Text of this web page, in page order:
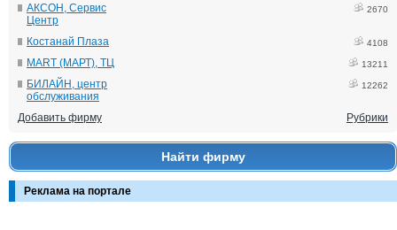
АКСОН, Сервис
Центр
2670
Костанай Плаза 4108
MART (МАРТ), ТЦ 13211
БИЛАЙН, центр
обслуживания
12262
Добавить фирму Рубрики
Найти фирму
Реклама на портале